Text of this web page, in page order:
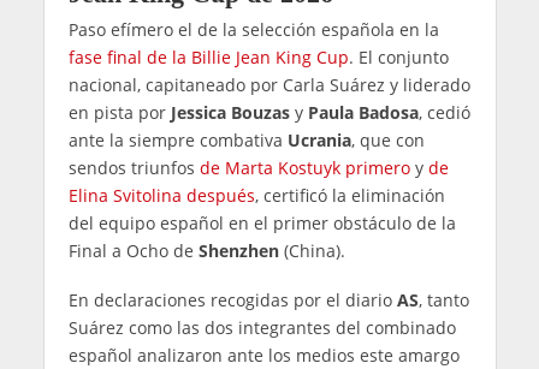
Paso efímero el de la selección española en la
fase final de la Billie Jean King Cup. El conjunto
nacional, capitaneado por Carla Suárez y liderado
en pista por Jessica Bouzasy Paula Badosa, cedió
ante la siempre combativa Ucrania, que con
sendos triunfos de Marta Kostuyk primeroy de
Elina Svitolina después, certificó la eliminación
del equipo español en el primer obstáculo de la
Final a Ocho de Shenzhen(China).
En declaraciones recogidas por el diario AS, tanto
Suárez como las dos integrantes del combinado
español analizaron ante los medios este amargo